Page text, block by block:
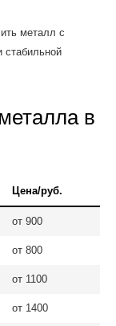
металл с
стабильной
в
Цена/руб.
от 900
от 800
от 1100
от 1400